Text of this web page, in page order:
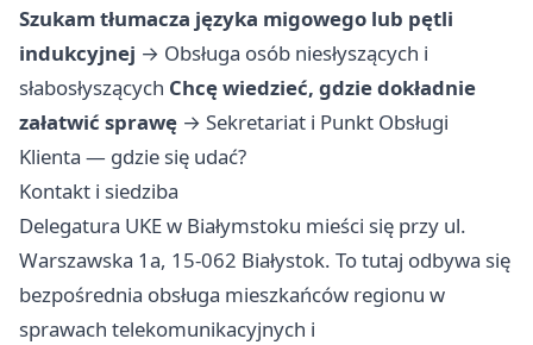
Szukam tłumacza języka migowego lub pętli
indukcyjnej → Obsługa osób niesłyszących i
słabosłyszących Chcę wiedzieć, gdzie dokładnie
załatwić sprawę → Sekretariat i Punkt Obsługi
Klienta — gdzie się udać?
Kontakt i siedziba
Delegatura UKE w Białymstoku mieści się przy ul.
Warszawska 1a, 15-062 Białystok. To tutaj odbywa się
bezpośrednia obsługa mieszkańców regionu w
sprawach telekomunikacyjnych i